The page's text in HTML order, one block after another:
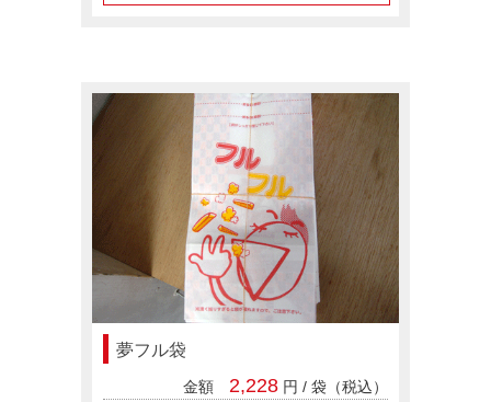
夢フル袋
金額 2,228 円 / 袋（税込）